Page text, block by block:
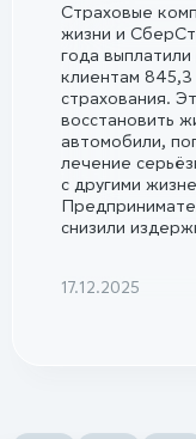
Страховые
жизни и
года
клиентам
страхования.
восстановить
автомобили,
лечение
с другими
снизили
17.12.2025